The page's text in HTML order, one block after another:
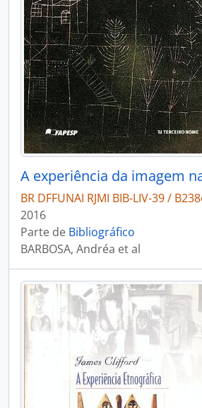
BR DFFUNAI RJMI BIB-LIV-39 /
2016
Parte de Bibliográfico
BARBOSA, Andréa et al